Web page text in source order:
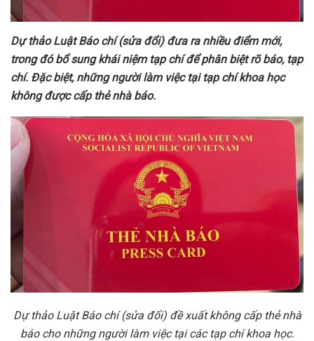
Dựthảo Luật Báo chí (sửa đổi) đưa ra nhiều điểm mới,
trong đó bổsung khái niệm tạp chí đểphân biệt rõ báo, tạp
chí. Đặc biệt, những người làm việc tại tạp chí khoa học
không được cấp thẻnhà báo.
Dựthảo Luật Báo chí (sửa đổi) đềxuất không cấp thẻnhà
báo cho những người làm việc tại các tạp chí khoa học.